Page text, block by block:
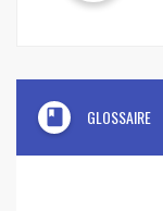
book GLOSSAIRE